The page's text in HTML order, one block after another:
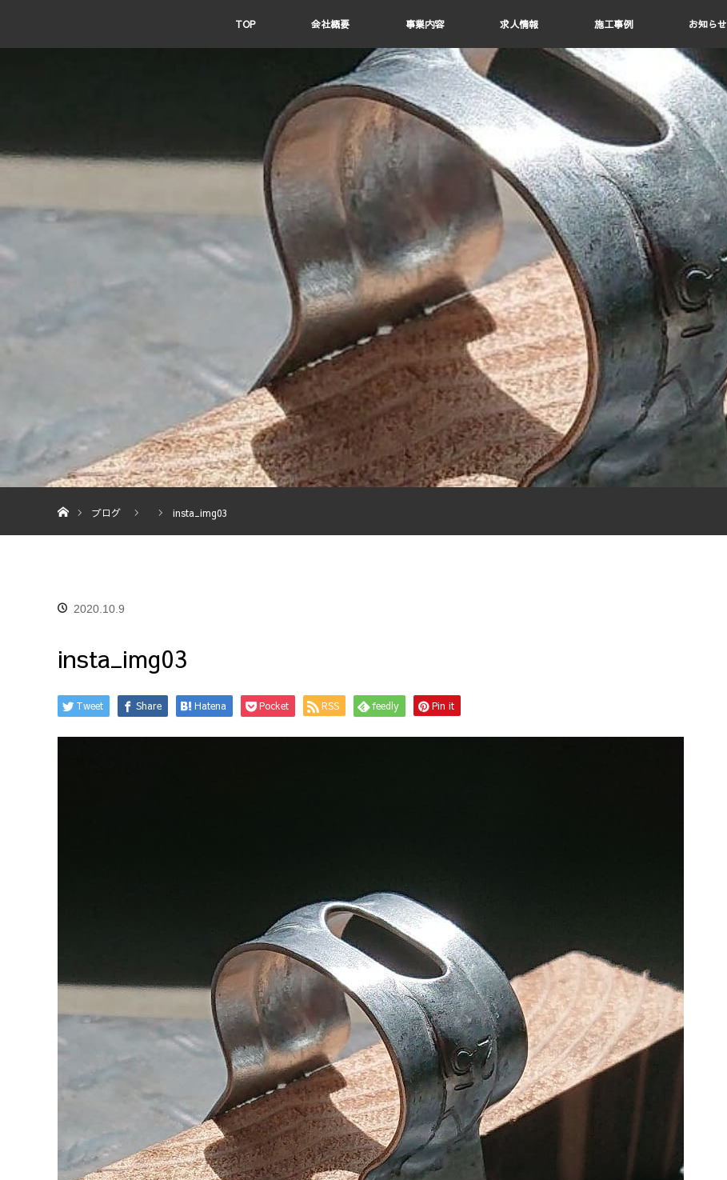
TOP 会社概要 事業内容 求人情報 施工事例 お知らせ
ブログ
insta_img03
2020.10.9
insta_img03
Tweet Share Hatena Pocket RSS feedly Pin it